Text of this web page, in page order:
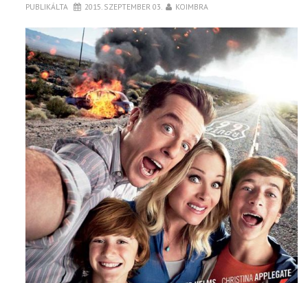
PUBLIKÁLTA 2015. SZEPTEMBER 03. KOIMBRA